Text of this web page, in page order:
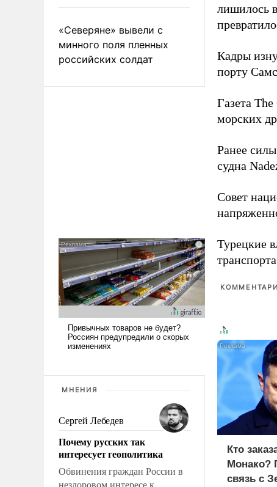
«Северяне» вывели с
минного поля пленных
российских солдат
МНЕНИЯ
Сергей Лебедев
Почему русских так
интересует геополитика
Обвинения граждан России в
нездоровом интересе к
лишилось
Кадры
порту
Газета
морских
Ранее
судна
Совет
Турецкие
Кто
Монако?
связь с